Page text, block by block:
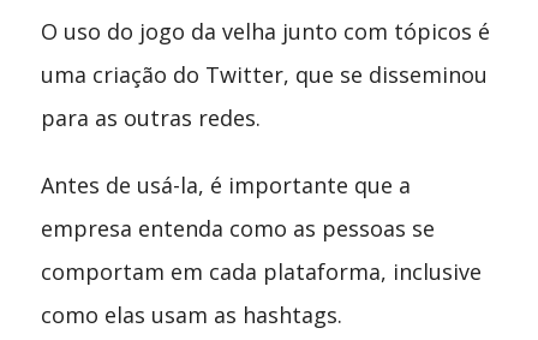
O uso do jogo da velha junto com tópicos é
uma criação do Twitter, que se disseminou
para as outras redes.
Antes de usá-la, é importante que a
empresa entenda como as pessoas se
comportam em cada plataforma, inclusive
como elas usam as hashtags.